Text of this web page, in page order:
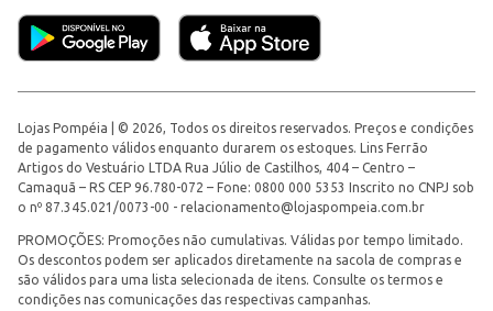
Lojas Pompéia | © 2026, Todos os direitos reservados. Preços e condições
de pagamento válidos enquanto durarem os estoques. Lins Ferrão
Artigos do Vestuário LTDA Rua Júlio de Castilhos, 404 – Centro –
Camaquã – RS CEP 96.780-072 – Fone: 0800 000 5353 Inscrito no CNPJ sob
o nº 87.345.021/0073-00 - relacionamento@lojaspompeia.com.br
PROMOÇÕES: Promoções não cumulativas. Válidas por tempo limitado.
Os descontos podem ser aplicados diretamente na sacola de compras e
são válidos para uma lista selecionada de itens. Consulte os termos e
condições nas comunicações das respectivas campanhas.